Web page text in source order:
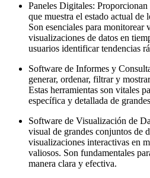
Paneles Digitales:
que muestra el estado actual de
Son esenciales para monitorear
visualizaciones de datos en
usuarios identificar tendencias
Software de Informes y
generar, ordenar, filtrar y
Estas herramientas son vitales
específica y detallada de
Software de Visualización de
visual de grandes conjuntos de
visualizaciones interactivas en
valiosos. Son fundamentales
manera clara y efectiva.